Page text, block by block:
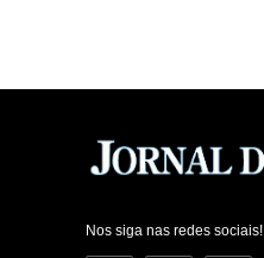
Nos siga nas redes sociais!